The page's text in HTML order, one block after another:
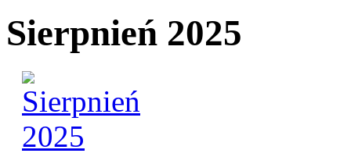
Sierpnień 2025